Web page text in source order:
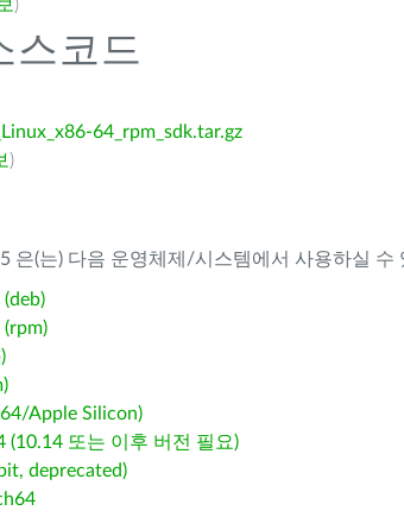
)
스코드
64_rpm_sdk.tar.gz
)
은(는) 다음 운영체제/시스템에서 사용하실 수
(rpm)
Apple Silicon)
(10.14 또는 이후 버전 필요)
deprecated)